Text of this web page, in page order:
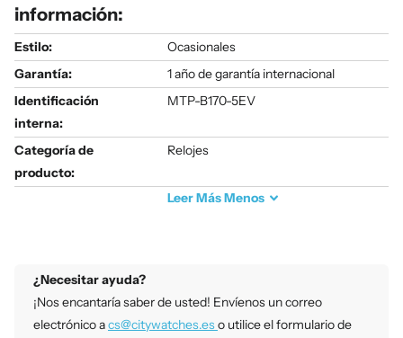
información:
Estilo:
Ocasionales
Garantía:
1 año de garantía internacional
Identificación
interna:
MTP-B170-5EV
Categoría de
producto:
Relojes
LeerMásMenos
¿Necesitar ayuda?
¡Nos encantaría saber de usted! Envíenos un correo
electrónico acs@citywatches.eso utilice el formulario de